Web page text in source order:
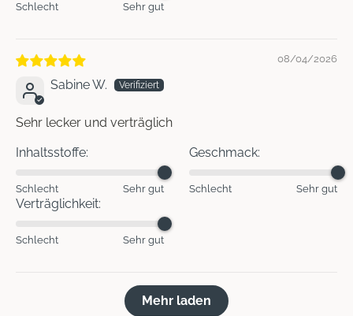
Schlecht Sehr gut
08/04/2026
Sabine W.
Sehr lecker und verträglich
Inhaltsstoffe:
Schlecht Sehr gut
Geschmack:
Schlecht Sehr gut
Verträglichkeit:
Schlecht Sehr gut
Mehr laden